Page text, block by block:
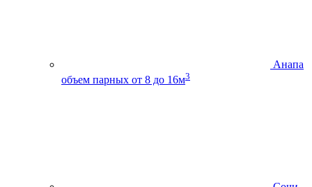
Анапа
объем парных от 8 до 16м3